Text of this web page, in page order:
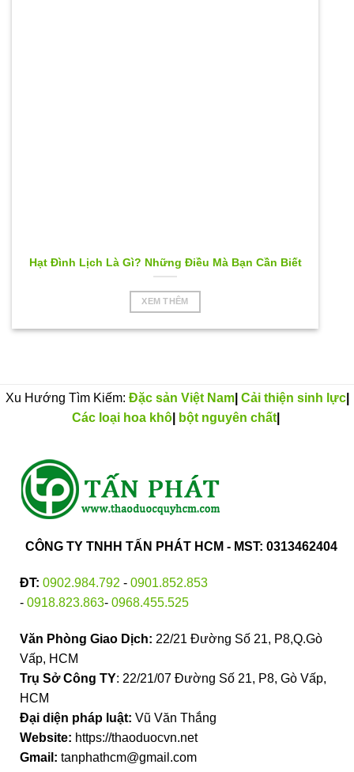
Hạt Đình Lịch Là Gì? Những Điều Mà Bạn Cần Biết
XEM THÊM
Xu Hướng Tìm Kiếm: Đặc sản Việt Nam| Cải thiện sinh lực|
Các loại hoa khô| bột nguyên chất|
CÔNG TY TNHH TẤN PHÁT HCM - MST: 0313462404
ĐT: 0902.984.792 - 0901.852.853
- 0918.823.863- 0968.455.525
Văn Phòng Giao Dịch: 22/21 Đường Số 21, P8,Q.Gò
Vấp, HCM
Trụ Sở Công TY: 22/21/07 Đường Số 21, P8, Gò Vấp,
HCM
Đại diện pháp luật: Vũ Văn Thắng
Website: https://thaoduocvn.net
Gmail: tanphathcm@gmail.com